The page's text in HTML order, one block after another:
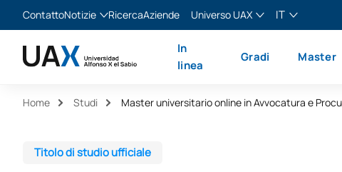
ContattoNotizie
Notizie
RicercaAziende
Universo UAX
XTART
IT
English
Français
In
linea
Gradi Master
Home Studi
Titolo di studio ufficiale